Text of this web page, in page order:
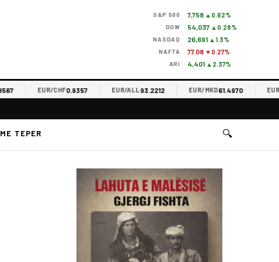
S&P 500 7,758 ▲0.62%
DOW 54,037 ▲0.28%
NASDAQ 26,691 ▲1.3%
NAFTA 77.08 ▼0.27%
ARI 4,401 ▲2.37%
EUR/CHF0.9357 EUR/ALL93.2212 EUR/MKD61.4970 EUR/
ME TEPER 🔍